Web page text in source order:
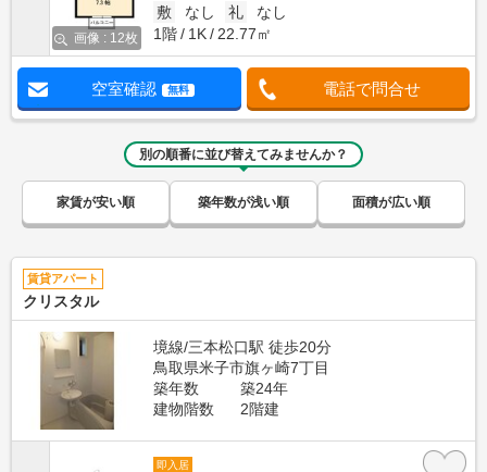
画像 : 12枚
敷
なし 礼
なし
1階
1K 22.77㎡
空室確認 無料 電話で問合せ
別の順番に並び替えてみませんか？
家賃が安い順 築年数が浅い順 面積が広い順
賃貸アパート
クリスタル
境線/三本松口駅 徒歩20分
鳥取県米子市旗ヶ崎7丁目
築年数
築24年
建物階数
2階建
即入居